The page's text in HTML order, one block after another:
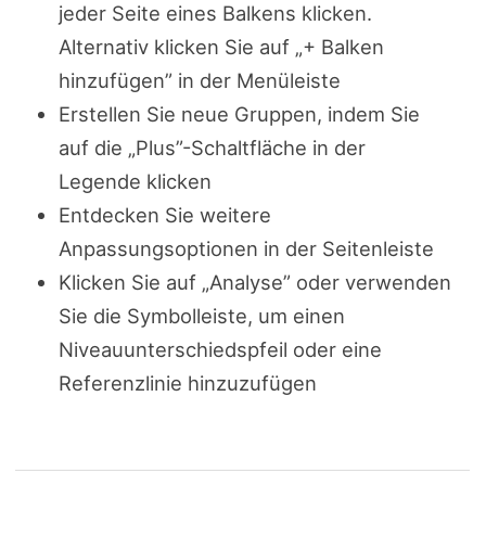
jeder Seite eines Balkens klicken.
Alternativ klicken Sie auf „+ Balken
hinzufügen” in der Menüleiste
Erstellen Sie neue Gruppen, indem Sie
auf die „Plus”-Schaltfläche in der
Legende klicken
Entdecken Sie weitere
Anpassungsoptionen in der Seitenleiste
Klicken Sie auf „Analyse” oder verwenden
Sie die Symbolleiste, um einen
Niveauunterschiedspfeil oder eine
Referenzlinie hinzuzufügen